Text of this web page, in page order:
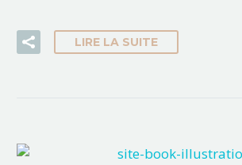
LIRE LA SUITE